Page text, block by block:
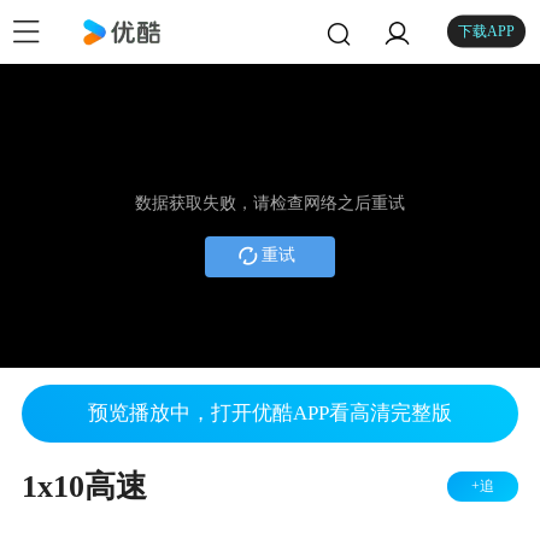
下载APP
数据获取失败，请检查网络之后重试
重试
预览播放中，打开优酷APP看高清完整版
1x10高速 +追